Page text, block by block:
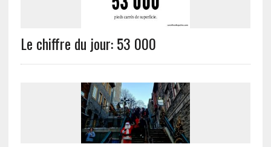
Le chiffre du jour: 53 000